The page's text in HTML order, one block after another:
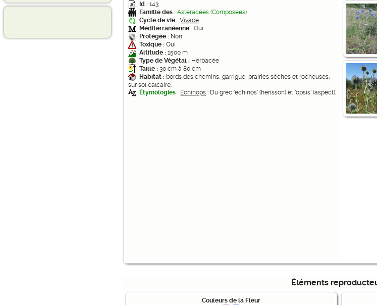
Id :143
Famille des :Astéracées (Composées)
Cycle de vie :Vivace
Méditerranéenne :Oui
Protégée : Non
Toxique :Oui
Altitude :1500 m
Type de Végétal : Herbacée
Taille :30 cm à 80 cm
Habitat : bords des chemins, garrigue, prairies sèches et rocheuses,
sur sol calcaire.
Étymologies : Echinops : Du grec 'echinos' (hérisson) et 'opsis' (aspect).
Éléments
Couleurs de la Fleur